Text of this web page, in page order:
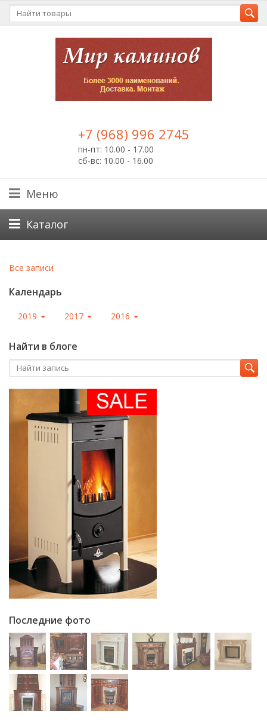
+7 (968) 996 2745
пн-пт: 10.00 - 17.00
сб-вс: 10.00 - 16.00
Меню
Каталог
Все записи
Календарь
2019 2017 2016
Найти в блоге
Последние фото